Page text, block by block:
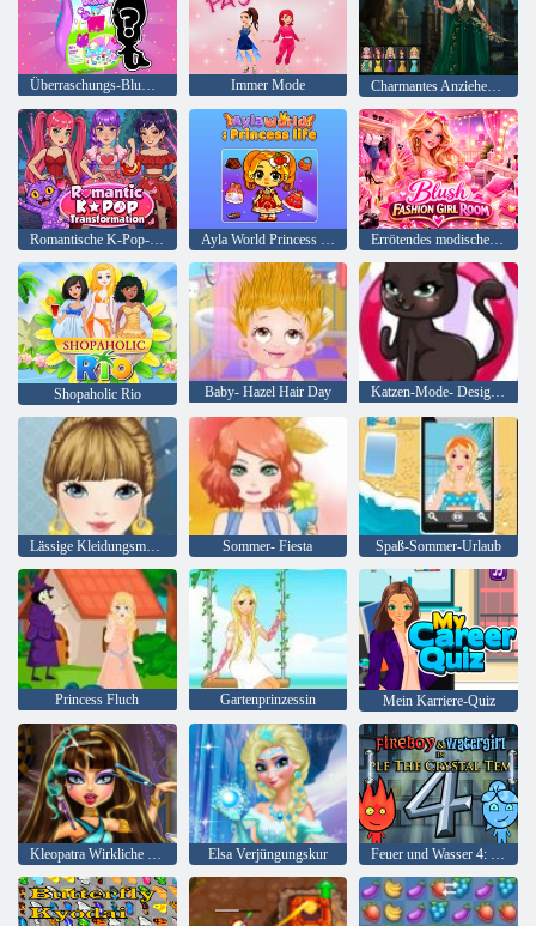
Überraschungs-Blume-Puppe auspacken Immer Mode Charmantes Anziehen und Schminken
Romantische K-Pop-Transformation Ayla World Princess Leben Errötendes modisches Mädchenzimmer
Shopaholic Rio Baby- Hazel Hair Day Katzen-Mode- Designer
Lässige Kleidungsmode Sommer- Fiesta Spaß-Sommer-Urlaub
Princess Fluch Gartenprinzessin Mein Karriere-Quiz
Elsa Verjüngungskur